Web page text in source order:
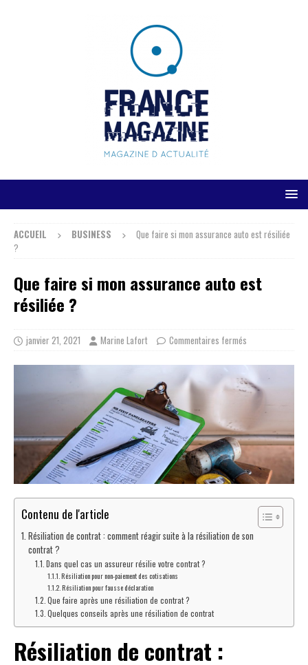
ACCUEIL BUSINESS
Que faire si mon assurance auto est résiliée
?
Que faire si mon assurance auto est
résiliée ?
janvier 21, 2021 Marine Lafort Commentaires fermés
Contenu de l'article
Résiliation de contrat : comment réagir suite à la résiliation de son
contrat ?
Dans quel cas un assureur résilie votre contrat ?
Résiliation pour non-paiement des cotisations
Résiliation pour fausse déclaration
Que faire après une résiliation de contrat ?
Quelques conseils après une résiliation de contrat
Résiliation de contrat :